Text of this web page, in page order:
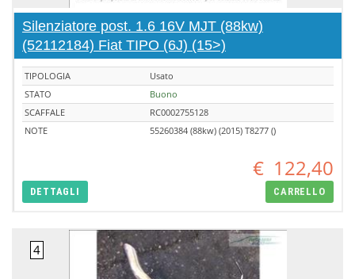
Silenziatore post. 1.6 16V MJT (88kw)
(52112184) Fiat TIPO (6J) (15>)
TIPOLOGIA
Usato
STATO
Buono
SCAFFALE
RC0002755128
NOTE
55260384 (88kw) (2015) T8277 ()
€ 122,40
DETTAGLI CARRELLO